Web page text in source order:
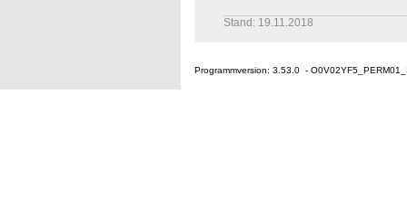
Stand: 19.11.2018
Programmversion: 3.53.0 -